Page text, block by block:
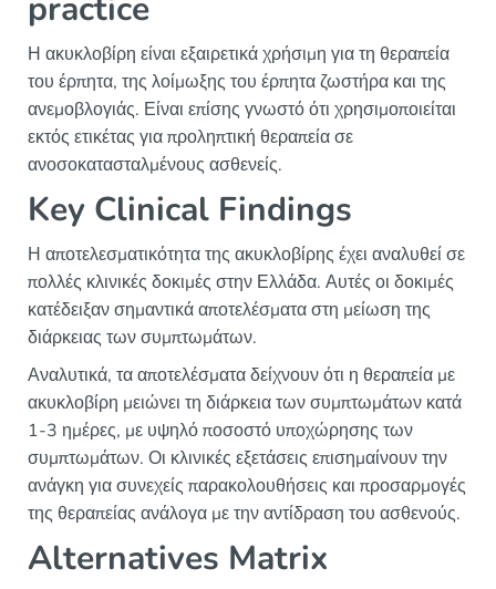
practice
Η ακυκλοβίρη είναι εξαιρετικά χρήσιμη για τη θεραπεία
του έρπητα, της λοίμωξης του έρπητα ζωστήρα και της
ανεμοβλογιάς. Είναι επίσης γνωστό ότι χρησιμοποιείται
εκτός ετικέτας για προληπτική θεραπεία σε
ανοσοκατασταλμένους ασθενείς.
Key Clinical Findings
Η αποτελεσματικότητα της ακυκλοβίρης έχει αναλυθεί σε
πολλές κλινικές δοκιμές στην Ελλάδα. Αυτές οι δοκιμές
κατέδειξαν σημαντικά αποτελέσματα στη μείωση της
διάρκειας των συμπτωμάτων.
Αναλυτικά, τα αποτελέσματα δείχνουν ότι η θεραπεία με
ακυκλοβίρη μειώνει τη διάρκεια των συμπτωμάτων κατά
1-3 ημέρες, με υψηλό ποσοστό υποχώρησης των
συμπτωμάτων. Οι κλινικές εξετάσεις επισημαίνουν την
ανάγκη για συνεχείς παρακολουθήσεις και προσαρμογές
της θεραπείας ανάλογα με την αντίδραση του ασθενούς.
Alternatives Matrix